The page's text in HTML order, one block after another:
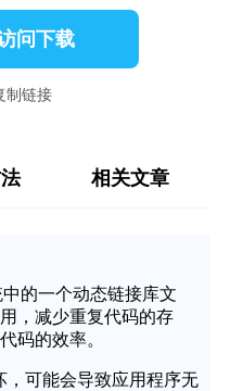
问下载
制链接
相关文章
的一个动态链接库文
，减少重复代码的存
码的效率。
，可能会导致应用程序无